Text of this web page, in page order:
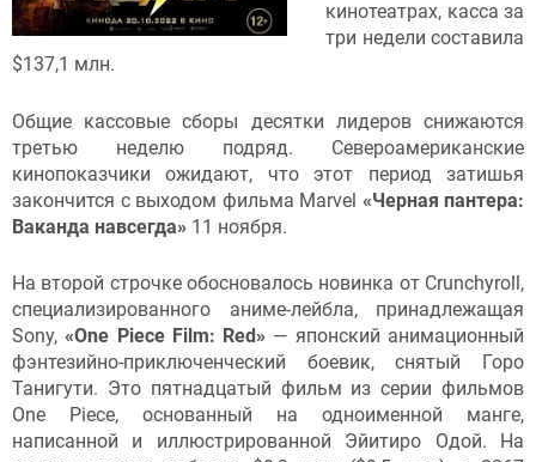
кинотеатрах, касса за
три недели составила
$137,1 млн.
Общие кассовые сборы десятки лидеров снижаются
третью неделю подряд. Североамериканские
кинопоказчики ожидают, что этот период затишья
закончится с выходом фильма Marvel «Черная пантера:
Ваканда навсегда» 11 ноября.
На второй строчке обосновалось новинка от Crunchyroll,
специализированного аниме-лейбла, принадлежащая
Sony,«One Piece Film: Red» — японский анимационный
фэнтезийно-приключенческий боевик, снятый Горо
Танигути. Это пятнадцатый фильм из серии фильмов
One Piece, основанный на одноименной манге,
написанной и иллюстрированной Эйитиро Одой. На